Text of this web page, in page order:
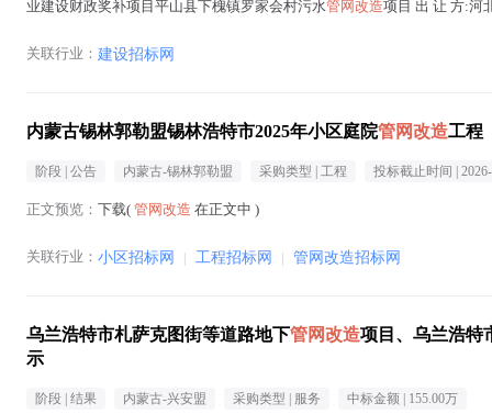
业建设财政奖补项目平山县下槐镇罗家会村污水管网改造项目 出 让 方:河
关联行业： 建设招标网
内蒙古锡林郭勒盟锡林浩特市2025年小区庭院管网改造工程
阶段 | 公告 内蒙古-锡林郭勒盟 采购类型 | 工程 投标截止时间 |
正文预览： 下载( 管网改造 在正文中 )
关联行业： 小区招标网 | 工程招标网 | 管网改造招标网
乌兰浩特市札萨克图街等道路地下管网改造项目、乌兰浩特
示
阶段 | 结果 内蒙古-兴安盟 采购类型 | 服务 中标金额 | 155.00万